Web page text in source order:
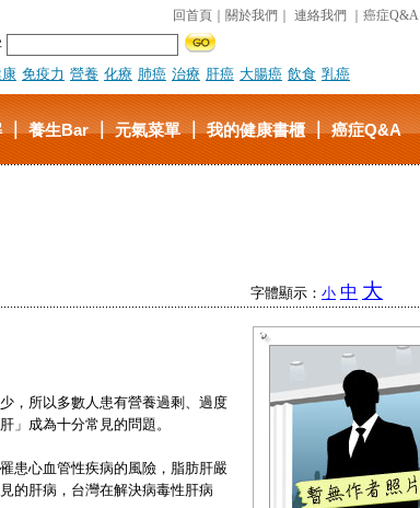
回首頁 關於我們 連絡我們 癌症Q&A
免疫力 營養 化療 肺癌 治療 肝癌 大腸癌 飲食 乳癌
｜ 養生Bar 元氣菜單 我的健康書櫃 癌症Q&A
字體顯示： 小 中 大
，所以多數人患有營養過剩、過度
」成為十分常見的問題。
患心血管性疾病的風險，脂肪肝嚴
的肝病，台灣在解決病毒性肝病